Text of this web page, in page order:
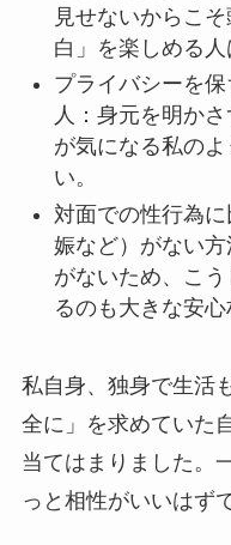
見せないからこ
白」を楽しめる人
プライバシーを
人：身元を明か
が気になる私の
い。
対面での性行為
娠など）がない
がないため、こ
るのも大きな安心
私自身、独身で生活
全に」を求めていた
当てはまりました。
っと相性がいいはず